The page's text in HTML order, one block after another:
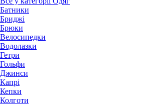
Батники
Бриджі
Брюки
Велосипедки
Водолазки
Гетри
Гольфи
Джинси
Капрі
Кепки
Колготи